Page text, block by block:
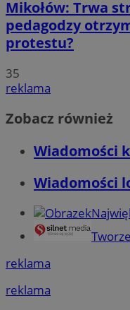
Mikołów: Trwa
pedagodzy
protestu?
35
reklama
Zobacz również
Wiadomości
Wiadomości
reklama
reklama